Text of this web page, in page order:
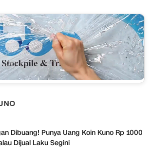
Dibuang! Punya Uang Koin Kuno Rp 1000
Dijual Laku Segini